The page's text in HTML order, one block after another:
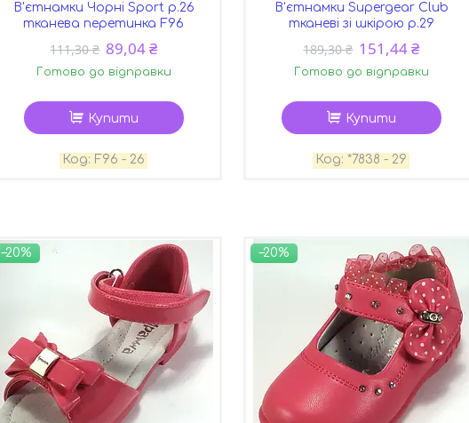
В'єтнамки Чорні Sport р.26
тканева перетинка F96
111,30 ₴ 89,04 ₴
Готово до відправки
Купити
F96 - 26
В'єтнамки Supergear Club
тканеві зі шкірою р.29
189,30 ₴ 151,44 ₴
Готово до відправки
Купити
*7838 - 29
–20% –20%